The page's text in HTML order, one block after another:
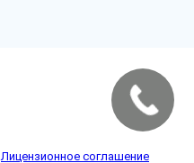
Лицензионное соглашение